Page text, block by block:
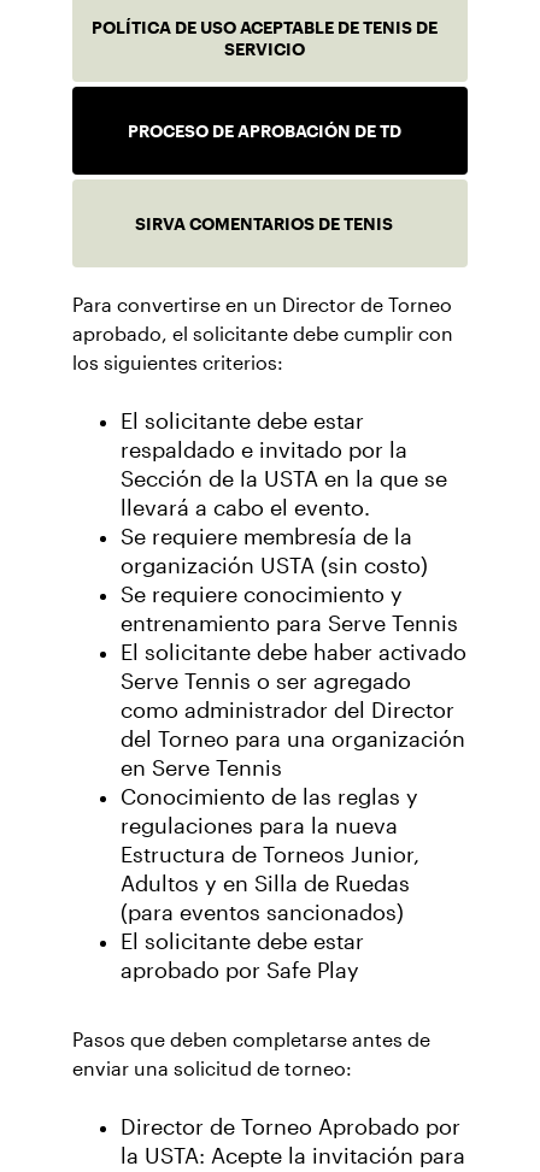
POLÍTICA DE USO ACEPTABLE DE TENIS DE
SERVICIO
PROCESO DE APROBACIÓN DE TD
SIRVA COMENTARIOS DE TENIS
Para convertirse en un Director de Torneo
aprobado, el solicitante debe cumplir con
los siguientes criterios:
El solicitante debe estar
respaldado e invitado por la
Sección de la USTA en la que se
llevará a cabo el evento.
Se requiere membresía de la
organización USTA (sin costo)
Se requiere conocimiento y
entrenamiento para Serve Tennis
El solicitante debe haber activado
Serve Tennis o ser agregado
como administrador del Director
del Torneo para una organización
en Serve Tennis
Conocimiento de las reglas y
regulaciones para la nueva
Estructura de Torneos Junior,
Adultos y en Silla de Ruedas
(para eventos sancionados)
El solicitante debe estar
aprobado por Safe Play
Pasos que deben completarse antes de
enviar una solicitud de torneo:
Director de Torneo Aprobado por
la USTA: Acepte la invitación para